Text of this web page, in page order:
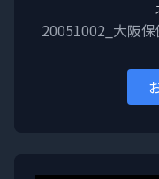
20051002_大阪